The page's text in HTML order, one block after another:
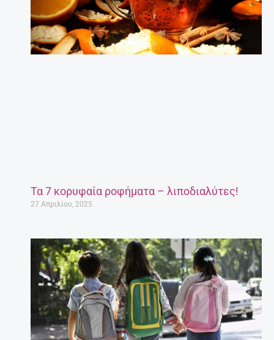
Τα 7 κορυφαία ροφήματα – λιποδιαλύτες!
27 Απριλίου, 2025